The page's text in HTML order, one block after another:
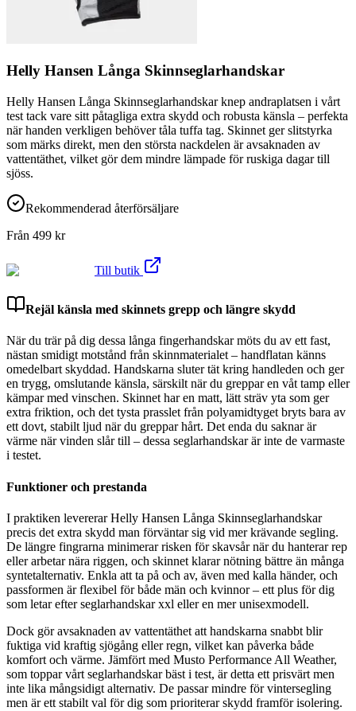
Helly Hansen Långa Skinnseglarhandskar
Helly Hansen Långa Skinnseglarhandskar knep andraplatsen i vårt
test tack vare sitt påtagliga extra skydd och robusta känsla – perfekta
när handen verkligen behöver tåla tuffa tag. Skinnet ger slitstyrka
som märks direkt, men den största nackdelen är avsaknaden av
vattentäthet, vilket gör dem mindre lämpade för ruskiga dagar till
sjöss.
Rekommenderad återförsäljare
Från 499 kr
Till butik
Rejäl känsla med skinnets grepp och längre skydd
När du trär på dig dessa långa fingerhandskar möts du av ett fast,
nästan smidigt motstånd från skinnmaterialet – handflatan känns
omedelbart skyddad. Handskarna sluter tät kring handleden och ger
en trygg, omslutande känsla, särskilt när du greppar en våt tamp eller
kämpar med vinschen. Skinnet har en matt, lätt sträv yta som ger
extra friktion, och det tysta prasslet från polyamidtyget bryts bara av
ett dovt, stabilt ljud när du greppar hårt. Det enda du saknar är
värme när vinden slår till – dessa seglarhandskar är inte de varmaste
i testet.
Funktioner och prestanda
I praktiken levererar Helly Hansen Långa Skinnseglarhandskar
precis det extra skydd man förväntar sig vid mer krävande segling.
De längre fingrarna minimerar risken för skavsår när du hanterar rep
eller arbetar nära riggen, och skinnet klarar nötning bättre än många
syntetalternativ. Enkla att ta på och av, även med kalla händer, och
passformen är flexibel för både män och kvinnor – ett plus för dig
som letar efter seglarhandskar xxl eller en mer unisexmodell.
Dock gör avsaknaden av vattentäthet att handskarna snabbt blir
fuktiga vid kraftig sjögång eller regn, vilket kan påverka både
komfort och värme. Jämfört med Musto Performance All Weather,
som toppar vårt seglarhandskar bäst i test, är detta ett prisvärt men
inte lika mångsidigt alternativ. De passar mindre för vintersegling
men är ett stabilt val för dig som prioriterar skydd framför isolering.